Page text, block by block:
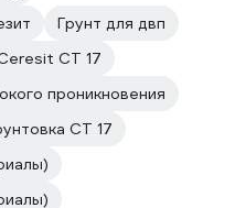
Грунт для двп
CT 17
проникновения
CT 17